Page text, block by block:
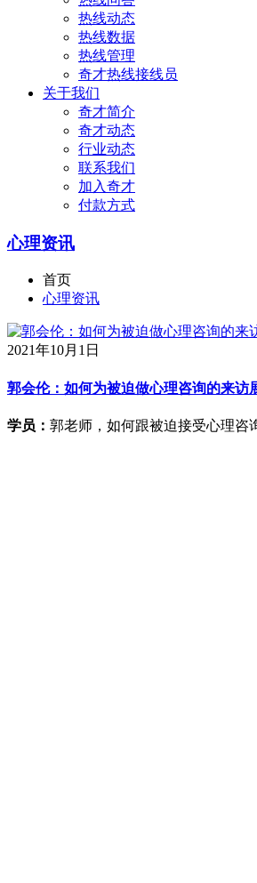
热线动态
热线数据
热线管理
奇才热线接线员
关于我们
奇才简介
奇才动态
行业动态
联系我们
加入奇才
付款方式
心理资讯
首页
心理资讯
2021年10月1日
郭会伦：如何为被迫做心理咨询的来访
学员： 郭老师，如何跟被迫接受心理咨